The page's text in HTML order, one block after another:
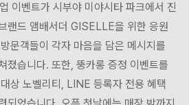
이벤트가 시부야 미야시타 파크에서 진
랜드 앰배서더 GISELLE을 위한 응원
문객들이 각자 마음을 담은 메시지를
졌습니다. 또한, 뚱카롱 증정 이벤트를
상 노벨리티, LINE 등록자 전용 혜택